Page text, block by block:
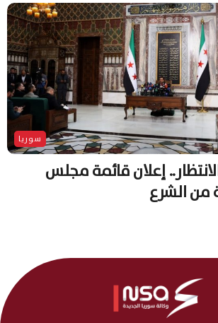
سوريا
إعلان قائمة مجلس
من الشرع